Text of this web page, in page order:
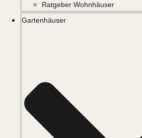
Ratgeber Wohnhäuser
Gartenhäuser